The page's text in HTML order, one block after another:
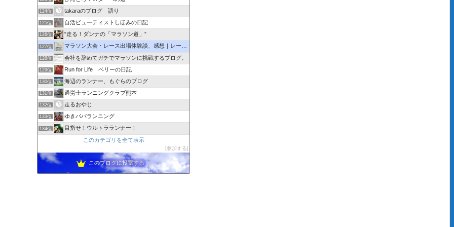
124位 takaraのブログ 語り
125位 自活ビューティストしほみの日記
126位 “走る！ダンナの「マラソン道」”
127位 マラソン大会・レース出場体験談、感想｜レース中の写真まである
128位 会社を辞めてガチでマラソンに挑戦するブログ。
129位 Run for Life ベリーの日記
130位 海辺のランナー、もぐらのブログ
131位 過労士ランニングクラブ熊本
132位 走るおやじ
133位 ゆきパパランニング
134位
目指せ！ウルトラランナー！
このカテゴリを全て表示
参加する
このブログに投票する